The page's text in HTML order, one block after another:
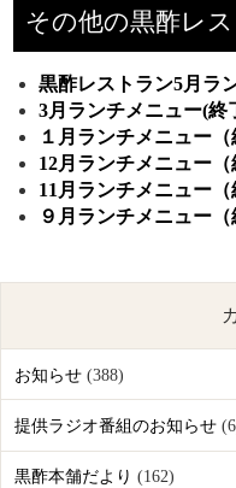
その他の黒酢レ
黒酢レストラン5月ラ
3月ランチメニュー(終
１月ランチメニュー（
12月ランチメニュー（
11月ランチメニュー（
９月ランチメニュー（
お知らせ(388)
提供ラジオ番組のお知らせ
黒酢本舗だより (162)